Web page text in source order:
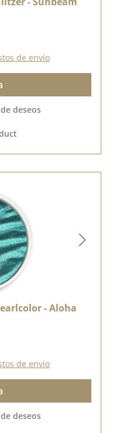
de envío
deseos
- Aloha
de envío
deseos